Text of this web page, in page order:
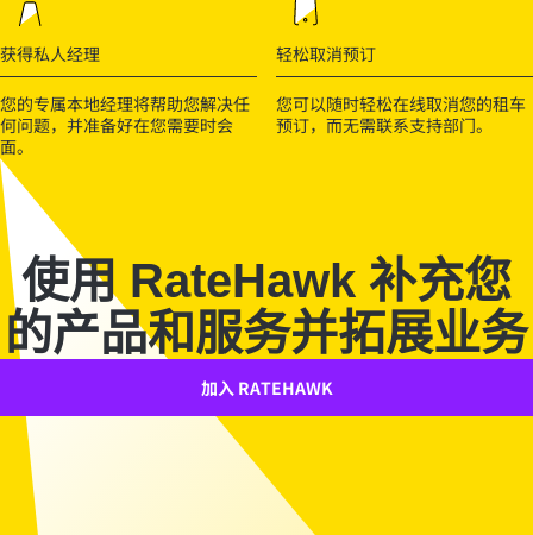
获得私人经理
您的专属本地经理将帮助您解决任
何问题，并准备好在您需要时会
面。
轻松取消预订
您可以随时轻松在线取消您的租车
预订，而无需联系支持部门。
使用 RateHawk 补充您
的产品和服务并拓展业务
加入 RATEHAWK